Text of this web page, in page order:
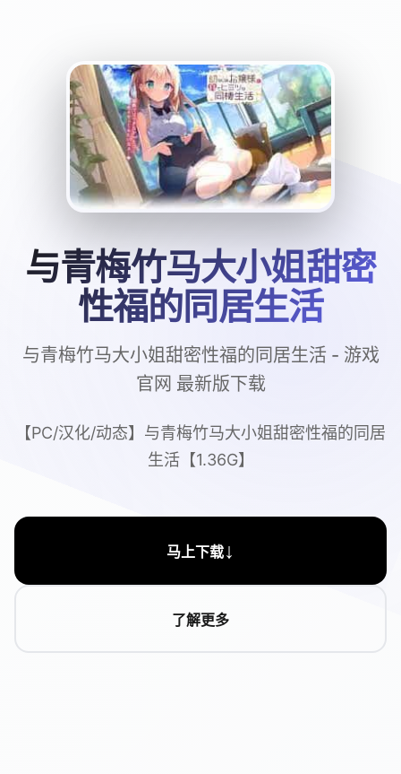
与青梅竹马大小姐甜密
性福的同居生活
与青梅竹马大小姐甜密性福的同居生活 - 游戏
官网 最新版下载
【PC/汉化/动态】与青梅竹马大小姐甜密性福的同居
生活【1.36G】
马上下载↓
了解更多